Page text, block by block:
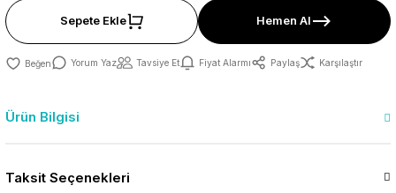
Sepete Ekle Hemen Al
Yorum Yaz Tavsiye Et Fiyat Alarmı Paylaş Karşılaştır
Ürün Bilgisi
Taksit Seçenekleri